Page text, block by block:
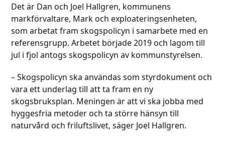
Det är Dan och Joel Hallgren, kommunens
markförvaltare, Mark och exploateringsenheten,
som arbetat fram skogspolicyn i samarbete med en
referensgrupp. Arbetet började 2019 och lagom till
jul i fjol antogs skogspolicyn av kommunstyrelsen.
– Skogspolicyn ska användas som styrdokument och
vara ett underlag till att ta fram en ny
skogsbruksplan. Meningen är att vi ska jobba med
hyggesfria metoder och ta större hänsyn till
naturvård och friluftslivet, säger Joel Hallgren.